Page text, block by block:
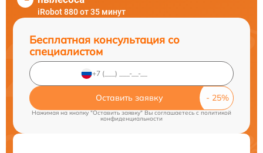
iRobot 880 от 35 минут
Бесплатная консультация со
специалистом
Оставить заявку
Нажимая на кнопку "Оставить заявку" Вы соглашаетесь cполитикой
конфиденциальности